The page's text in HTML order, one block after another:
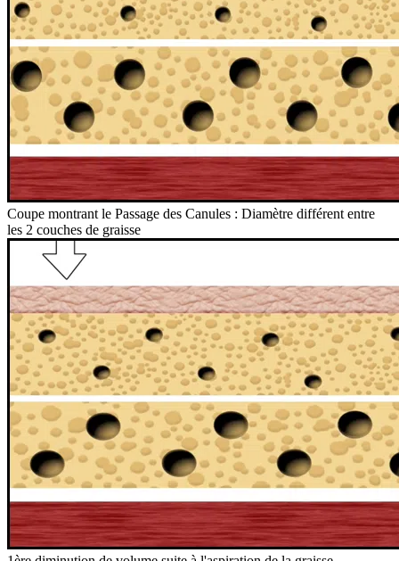
Coupe montrant le Passage des Canules : Diamètre différent entre
les 2 couches de graisse